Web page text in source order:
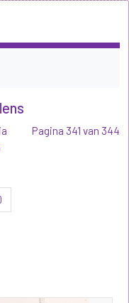
Pagina 341 van 344